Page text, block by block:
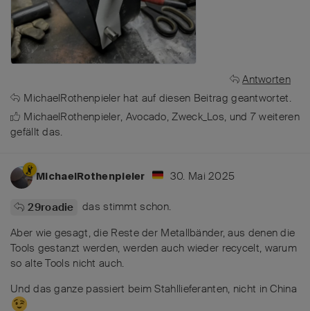
Antworten
MichaelRothenpieler hat auf diesen Beitrag geantwortet.
MichaelRothenpieler, Avocado,Zweck_Los, und 7 weiteren
gefällt das.
MichaelRothenpieler 30. Mai 2025
29roadie
das stimmt schon.
Aber wie gesagt, die Reste der Metallbänder, aus denen die
Tools gestanzt werden, werden auch wieder recycelt, warum
so alte Tools nicht auch.
Und das ganze passiert beim Stahllieferanten, nicht in China